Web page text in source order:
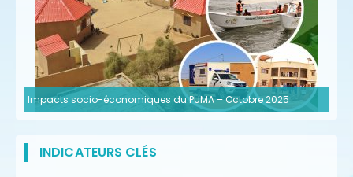
Impacts socio-économiques du PUMA – Octobre 2025
INDICATEURS CLÉS